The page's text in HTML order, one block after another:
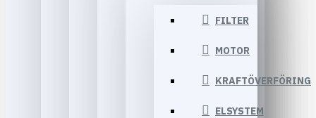
FILTER
MOTOR
KRAFTÖVERFÖRING
ELSYSTEM